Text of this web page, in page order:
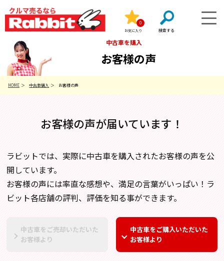
お気に入り
0
中古車を購入
お客様の声
HOME 中古車購入 お客様の声
お客様の声が届いています！
ラビットでは、実際に中古車を購入されたお客様の声を公
開しています。
お客様の声には率直な感想や、満足の言葉がいっぱい！ラ
ビット各店舗の評判、評価を知る事ができます。
中古車をご売却いただいた
お客様より
中古車をご購入いただいた
お客様より